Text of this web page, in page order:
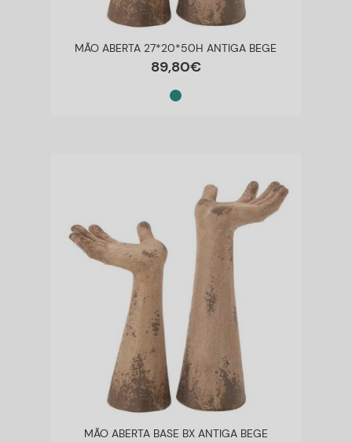
MÃO ABERTA 27*20*50H ANTIGA BEGE
89,80€
MÃO ABERTA BASE BX ANTIGA BEGE